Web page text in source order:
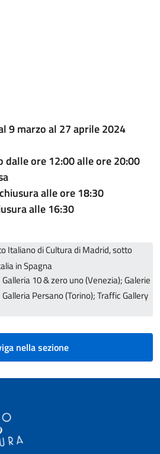
9 marzo al 27 aprile 2024
dalle ore 12:00 alle ore 20:00
alle ore 18:30
alle 16:30
Italiano di Cultura di Madrid, sotto
in Spagna
Galleria 10 & zero uno (Venezia); Galerie
Persano (Torino); Traffic Gallery
nella sezione